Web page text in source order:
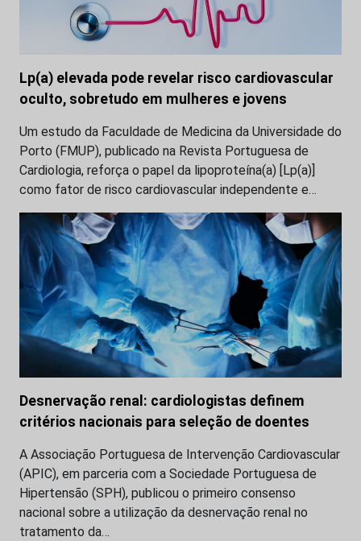
Lp(a) elevada pode revelar risco cardiovascular
oculto, sobretudo em mulheres e jovens
Um estudo da Faculdade de Medicina da Universidade do
Porto (FMUP), publicado na Revista Portuguesa de
Cardiologia, reforça o papel da lipoproteína(a) [Lp(a)]
como fator de risco cardiovascular independente e…
Desnervação renal: cardiologistas definem
critérios nacionais para seleção de doentes
A Associação Portuguesa de Intervenção Cardiovascular
(APIC), em parceria com a Sociedade Portuguesa de
Hipertensão (SPH), publicou o primeiro consenso
nacional sobre a utilização da desnervação renal no
tratamento da…